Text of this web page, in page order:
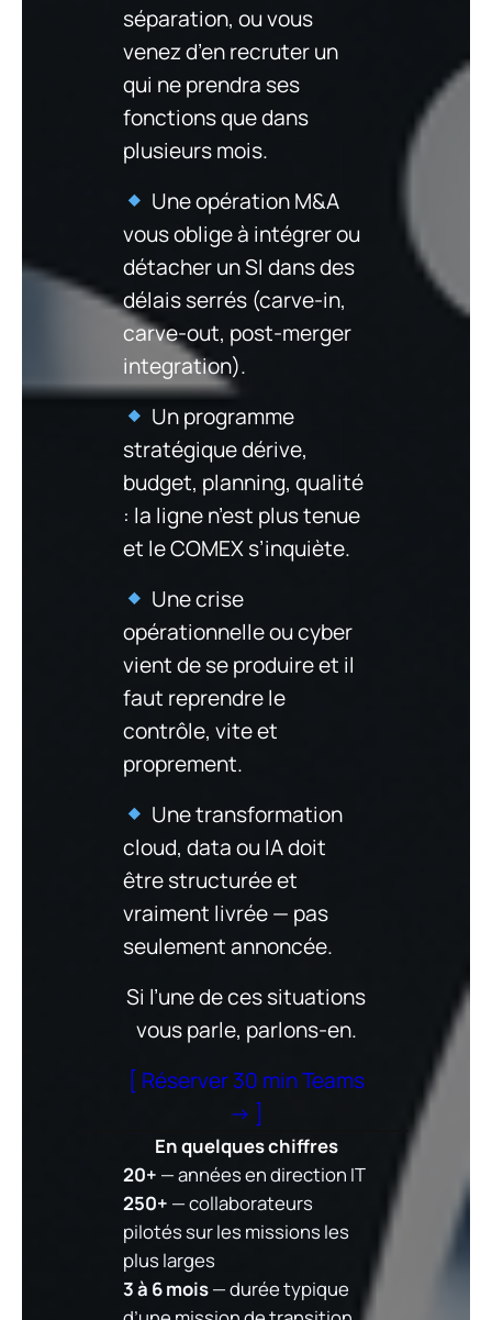
séparation, ou vous
venez d’en recruter un
qui ne prendra ses
fonctions que dans
plusieurs mois.
Une opération M&A
vous oblige à intégrer ou
détacher un SI dans des
délais serrés (carve-in,
carve-out, post-merger
integration).
Un programme
stratégique dérive,
budget, planning, qualité
: la ligne n’est plus tenue
et le COMEX s’inquiète.
Une crise
opérationnelle ou cyber
vient de se produire et il
faut reprendre le
contrôle, vite et
proprement.
Une transformation
cloud, data ou IA doit
être structurée et
vraiment livrée — pas
seulement annoncée.
Si l’une de ces situations
vous parle, parlons-en.
[ Réserver 30 min Teams
→ ]
En quelques chiffres
20+ — années en direction IT
250+ — collaborateurs
pilotés sur les missions les
plus larges
3 à 6 mois— durée typique